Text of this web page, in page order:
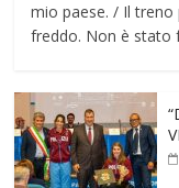
mio paese. / Il
freddo. Non è stato